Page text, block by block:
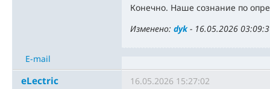
Конечно. Наше сознание по
Изменено: dyk- 16.05.2026
E-mail
eLectric 16.05.2026 15:27:02